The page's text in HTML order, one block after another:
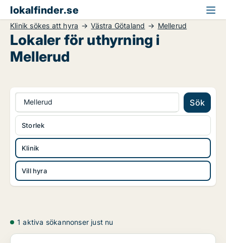
lokalfinder.se
Klinik sökes att hyra Västra Götaland Mellerud
Lokaler för uthyrning i
Mellerud
Mellerud Sök
Klinik
Vill hyra
Storlek
1 aktiva sökannonser just nu